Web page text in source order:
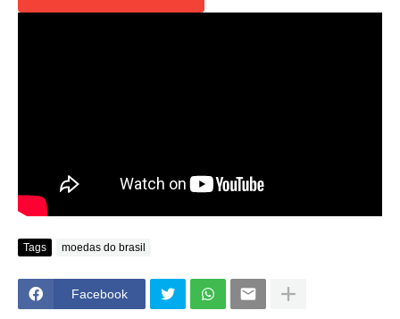
Tags moedas do brasil
Facebook